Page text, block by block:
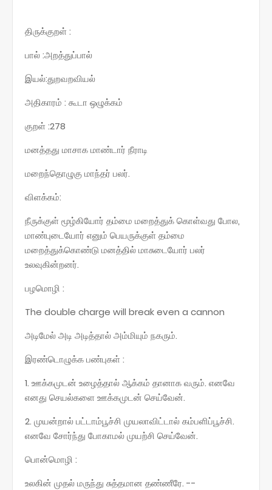
திருக்குறள் :
பால் :அறத்துப்பால்
இயல்:துறவறவியல்
அதிகாரம் : கூடா ஒழுக்கம்
குறள் :278
மனத்தது மாசாக மாண்டார் நீராடி
மறைந்தொழுகு மாந்தர் பலர்.
விளக்கம்:
நீருக்குள் மூழ்கியோர் தம்மை மறைத்துக் கொள்வது போல,
மாண்புடையோர் எனும் பெயருக்குள் தம்மை
மறைத்துக்கொண்டு மனத்தில் மாசுடையோர் பலர்
உலவுகின்றனர்.
பழமொழி :
The double charge will break even a cannon
அடிமேல் அடி அடித்தால் அம்மியும் நகரும்.
இரண்டொழுக்க பண்புகள் :
1. ஊக்கமுடன் உழைத்தால் ஆக்கம் தானாக வரும். எனவே
எனது செயல்களை ஊக்கமுடன் செய்வேன்.
2. முயன்றால் பட்டாம்பூச்சி முயலாவிட்டால் கம்பளிப்பூச்சி.
எனவே சோர்ந்து போகாமல் முயற்சி செய்வேன்.
பொன்மொழி :
உலகின் முதல் மருந்து சுத்தமான தண்ணீரே. --